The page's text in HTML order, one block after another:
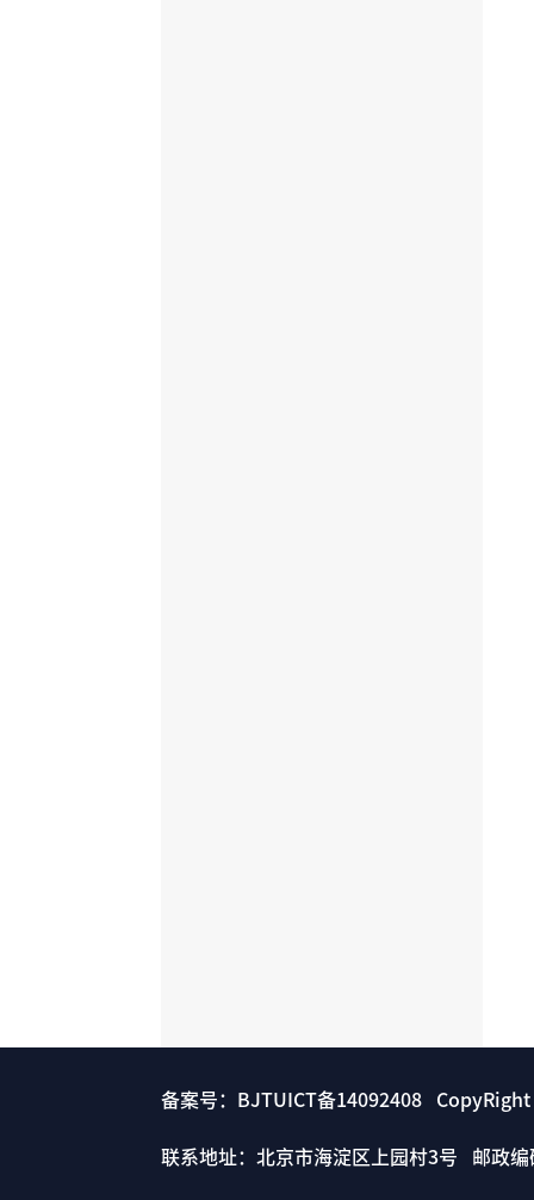
备案号：BJTUICT备14092408
联系地址：北京市海淀区上园村3号 邮政